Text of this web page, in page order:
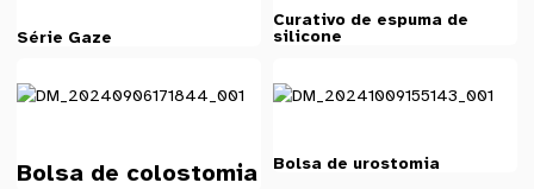
Série Gaze
Curativo de espuma de
silicone
Bolsa de colostomia Bolsa de urostomia